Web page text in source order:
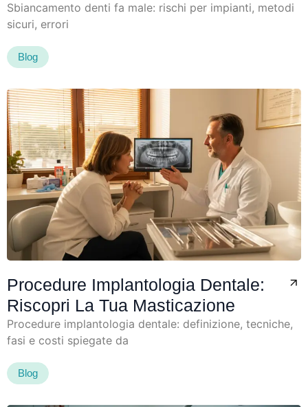
Sbiancamento denti fa male: rischi per impianti, metodi
sicuri, errori
Blog
Procedure Implantologia Dentale:
Riscopri La Tua Masticazione
Procedure implantologia dentale: definizione, tecniche,
fasi e costi spiegate da
Blog